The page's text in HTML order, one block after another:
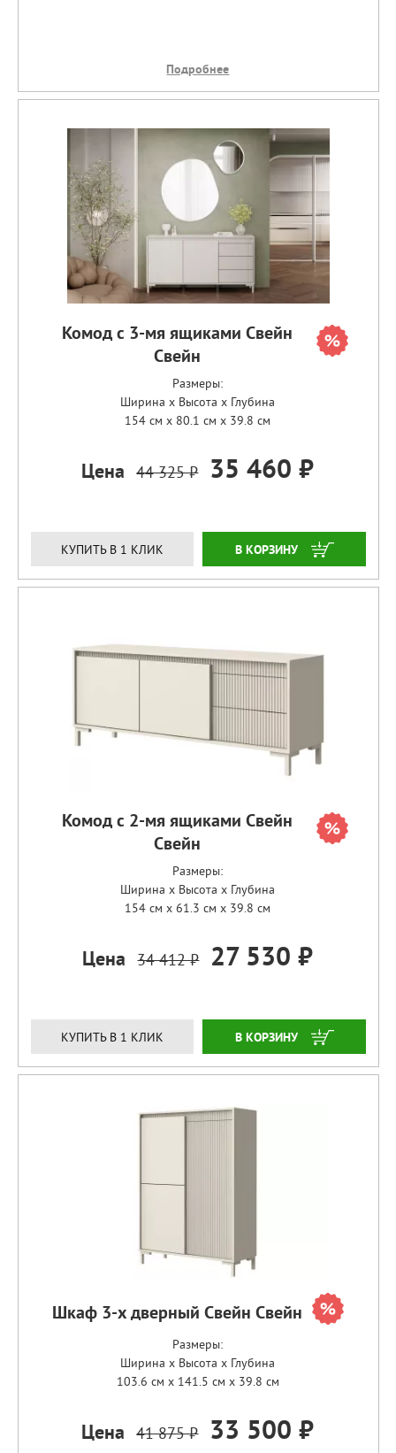
Подробнее
Комод с 3-мя ящиками Свейн
Свейн
Размеры:
Ширина x Высота x Глубина
154 см x 80.1 см x 39.8 см
Цена 44 325 ₽ 35 460 ₽
КУПИТЬ В 1 КЛИК ЗАКАЗАТЬ
Комод с 2-мя ящиками Свейн
Свейн
Размеры:
Ширина x Высота x Глубина
154 см x 61.3 см x 39.8 см
Цена 34 412 ₽ 27 530 ₽
КУПИТЬ В 1 КЛИК ЗАКАЗАТЬ
Шкаф 3-х дверный Свейн Свейн
Размеры:
Ширина x Высота x Глубина
103.6 см x 141.5 см x 39.8 см
Цена 41 875 ₽ 33 500 ₽